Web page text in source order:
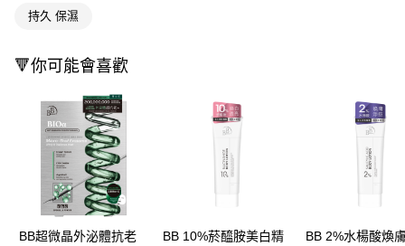
後付繳納相關費用。
客戶支援中心」https://netprotections.freshdesk.com/support/home
【注意事項】
１．透過由恩沛科技股份有限公司提供之「AFTEE先享後付」服務完成之交
易，需依本服務之必要範圍內提供個人資料，並將交易相關給付款項請求債
權轉讓予恩沛科技股份有限公司。
２．關於個人資料處理事宜，請瀏覽以下網址：
https://aftee.tw/terms/#terms3
３．未成年的使用者請事先徵得法定代理人或監護人之同意方可使用
「AFTEE先享後付」，若未經同意申辦者引起之損失，本公司不負相關責
４．使用「AFTEE先享後付」時，將依據個別帳號之用戶狀況，依本公司即
每筆NT$65，滿NT$490(含以上)免運費
付款後7-11取貨
每筆NT$65，滿NT$490(含以上)免運費
宅配(本島)
持久 保濕
🔻你可能會喜歡
BB超微晶外泌體抗老
BB 10%菸醯胺美白精
BB 2%水楊酸煥